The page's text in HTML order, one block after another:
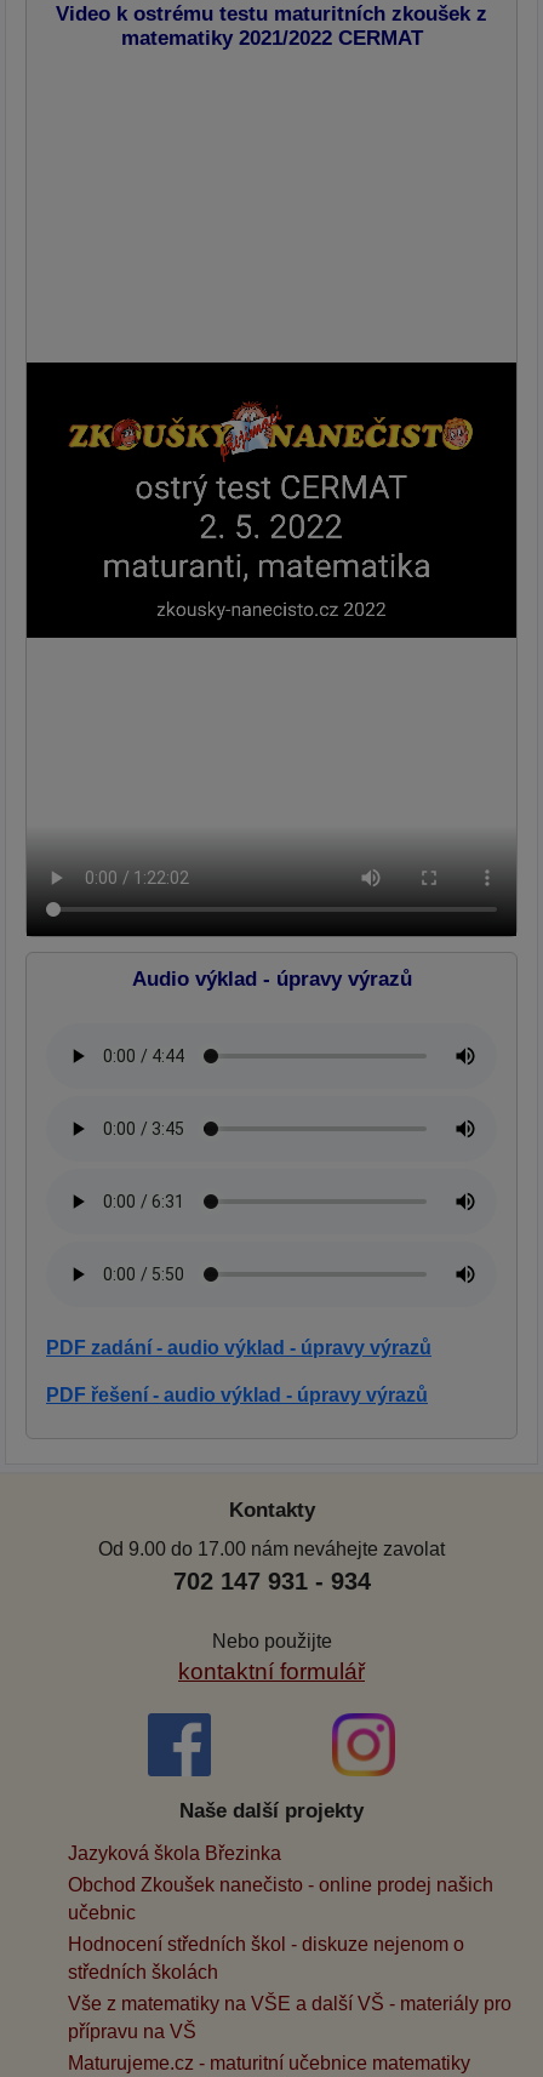
Video k ostrému testu maturitních zkoušek z
matematiky 2021/2022 CERMAT
Audio výklad - úpravy výrazů
PDF zadání - audio výklad - úpravy výrazů
PDF řešení - audio výklad - úpravy výrazů
Kontakty
Od 9.00 do 17.00 nám neváhejte zavolat
702 147 931 - 934
Nebo použijte
kontaktní formulář
Naše další projekty
Jazyková škola Březinka
Obchod Zkoušek nanečisto - online prodej našich
učebnic
Hodnocení středních škol - diskuze nejenom o
středních školách
Vše z matematiky na VŠE a další VŠ - materiály pro
přípravu na VŠ
Maturujeme.cz - maturitní učebnice matematiky